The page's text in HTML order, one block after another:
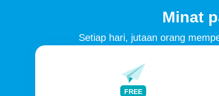
Minat
Setiap hari, jutaan orang
FREE